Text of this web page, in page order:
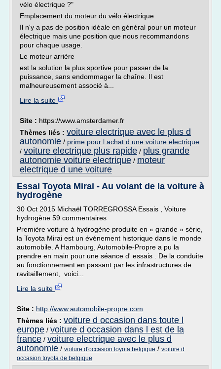
vélo électrique ?"
Emplacement du moteur du vélo électrique
Il n'y a pas de position idéale en général pour un moteur
électrique mais une position que nous recommandons
pour chaque usage.
Le moteur arrière
est la solution la plus sportive pour passer de la
puissance, sans endommager la chaîne. Il est
malheureusement associé à...
Lire la suite
Site : https://www.amsterdamer.fr
Thèmes liés : voiture electrique avec le plus d
autonomie / prime pour l achat d une voiture electrique
/ voiture electrique plus rapide / plus grande
autonomie voiture electrique / moteur
electrique d une voiture
Essai Toyota Mirai - Au volant de la voiture à
hydrogène
30 Oct 2015 Michaël TORREGROSSA Essais , Voiture
hydrogène 59 commentaires
Première voiture à hydrogène produite en « grande » série,
la Toyota Mirai est un événement historique dans le monde
automobile. A Hambourg, Automobile-Propre a pu la
prendre en main pour une séance d' essais . De la conduite
au fonctionnement en passant par les infrastructures de
ravitaillement, voici...
Lire la suite
Site : http://www.automobile-propre.com
Thèmes liés : voiture d occasion dans toute l
europe / voiture d occasion dans l est de la
france / voiture electrique avec le plus d
autonomie / voiture d'occasion toyota belgique / voiture d
occasion toyota de belgique